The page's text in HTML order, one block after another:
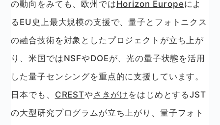
の動向をみても、欧州ではHorizon Europeによ
るEU史上最大規模の支援で、量子とフォトニクス
の融合技術を対象としたプロジェクトが立ち上が
り、米国ではNSFやDOEが、光の量子状態を活用
した量子センシングを重点的に支援しています。
日本でも、 CRESTや さきがけ をはじめとするJST
の大型研究プログラムが立ち上がり、量子フォト